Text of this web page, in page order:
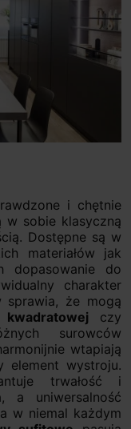
i chętnie
w sobie klasyczną
Dostępne są w
materiałów jak
dopasowanie do
charakter
sprawia, że mogą
kwadratowej czy
surowców
wtapiają
element wystroju.
trwałość i
a uniwersalność
w niemal każdym